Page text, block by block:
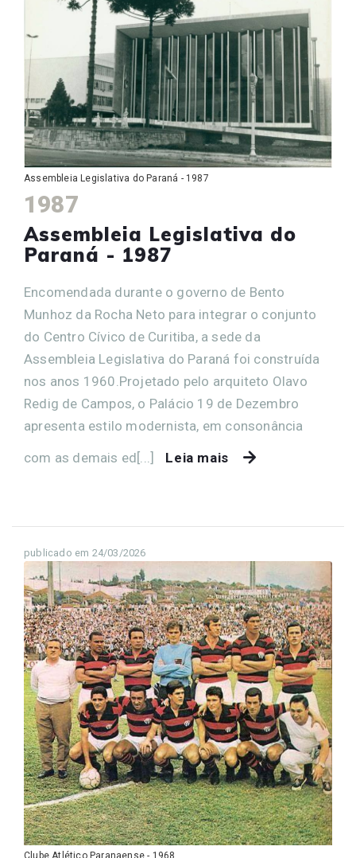
Assembleia Legislativa do Paraná - 1987
1987
Assembleia Legislativa do
Paraná - 1987
Encomendada durante o governo de Bento
Munhoz da Rocha Neto para integrar o conjunto
do Centro Cívico de Curitiba, a sede da
Assembleia Legislativa do Paraná foi construída
nos anos 1960.Projetado pelo arquiteto Olavo
Redig de Campos, o Palácio 19 de Dezembro
apresenta estilo modernista, em consonância
com as demais ed[...]
Leia mais
publicado em 24/03/2026